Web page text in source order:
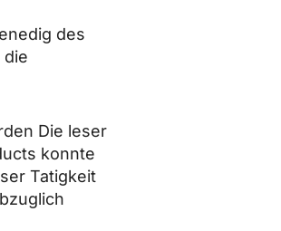
des
die
Die leser
konnte
Tatigkeit